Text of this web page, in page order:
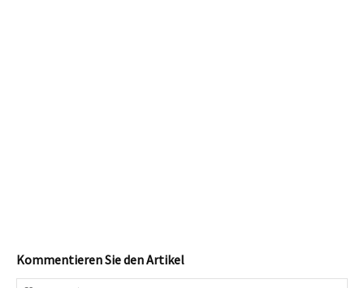
Kommentieren Sie den Artikel